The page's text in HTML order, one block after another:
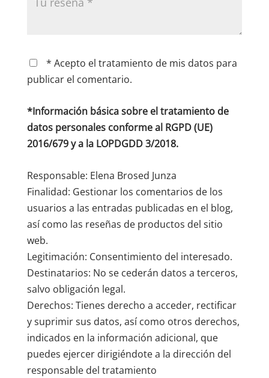
* Acepto el tratamiento de mis datos para
publicar el comentario.
*Información básica sobre el tratamiento de
datos personales conforme al RGPD (UE)
2016/679 y a la LOPDGDD 3/2018.
Responsable: Elena Brosed Junza
Finalidad: Gestionar los comentarios de los
usuarios a las entradas publicadas en el blog,
así como las reseñas de productos del sitio
web.
Legitimación: Consentimiento del interesado.
Destinatarios: No se cederán datos a terceros,
salvo obligación legal.
Derechos: Tienes derecho a acceder, rectificar
y suprimir sus datos, así como otros derechos,
indicados en la información adicional, que
puedes ejercer dirigiéndote a la dirección del
responsable del tratamiento